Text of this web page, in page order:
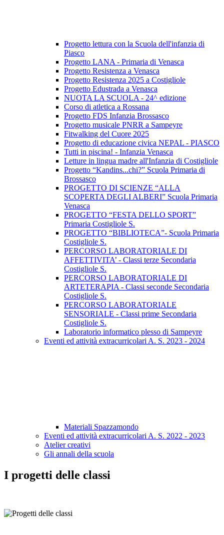
Progetto lettura con la Scuola dell'infanzia di
Piasco
Progetto LANA - Primaria di Venasca
Progetto Resistenza a Venasca
Progetto Resistenza 2025 a Costigliole
Progetto Edustrada a Venasca
NUOTA LA SCUOLA - 24^ edizione
Corso di atletica a Rossana
Progetto FDS Infanzia Brossasco
Progetto musicale PNRR a Sampeyre
Fitwalking del Cuore 2025
Progetto di educazione civica NEPAL - PIASCO
Tutti in piscina! - Infanzia Venasca
Letture in lingua madre all'Infanzia di Costigliole
Progetto “Kandins...chi?” Scuola Primaria di
Brossasco
PROGETTO DI SCIENZE “ALLA
SCOPERTA DEGLI ALBERI” Scuola Primaria
Venasca
PROGETTO “FESTA DELLO SPORT”
Primaria Costigliole S.
PROGETTO “BIBLIOTECA”- Scuola Primaria
Costigliole S.
PERCORSO LABORATORIALE DI
AFFETTIVITA’ - Classi terze Secondaria
Costigliole S.
PERCORSO LABORATORIALE DI
ARTETERAPIA - Classi seconde Secondaria
Costigliole S.
PERCORSO LABORATORIALE
SENSORIALE - Classi prime Secondaria
Costigliole S.
Laboratorio informatico plesso di Sampeyre
Eventi ed attività extracurricolari A. S. 2023 - 2024
Materiali Spazzamondo
Eventi ed attività extracurricolari A. S. 2022 - 2023
Atelier creativi
Gli annali della scuola
I progetti delle classi